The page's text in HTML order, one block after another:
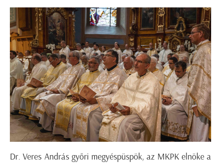
Dr. Veres András győri megyéspüspök, az MKPK elnöke a